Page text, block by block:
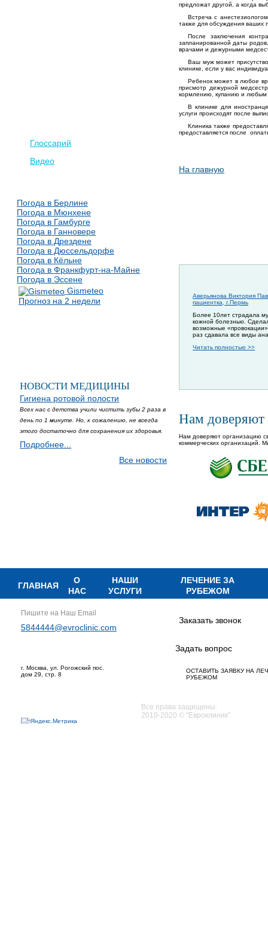
Глоссарий
Видео
Погода в Берлине
Погода в Мюнхене
Погода в Гамбурге
Погода в Ганновере
Погода в Дрездене
Погода в Дюссельдорфе
Погода в Кёльне
Погода в Франкфурт-на-Майне
Погода в Эссене
Gismeteo
Прогноз на 2 недели
НОВОСТИ МЕДИЦИНЫ
Гигиена ротовой полости
Всех нас с детства учили чистить зубы 2 раза в
день по 1 минуте. Но, к сожалению, не всегда
этого достаточно для сохранения их здоровья.
Подробнее...
Все новости
предложат другой, а когда
Встреча с
также для обсуждения ваших
После заключения
запланированной даты
врачами и дежурными
Ваш муж может
клинике, если у вас
Ребенок может в любое
присмотр дежурной
кормлению, купанию и любым
В клинике для
услуги происходят после
Клиника также
предоставляется после
На главную
Аверьянова Виктория
пациентка, г.Пермь
Более 10лет страдала
кожной болезнью.
возможные
раз сдавала все виды
Читать полностью >>
Нам доверяют
Нам доверяют организацию
коммерческих организаций.
ГЛАВНАЯ
О
НАС
НАШИ
УСЛУГИ
ЛЕЧЕНИЕ ЗА
РУБЕЖОМ
Пишите на Наш Email
5844444@evroclinic.com
Заказать звонок
Задать вопрос
ОСТАВИТЬ ЗАЯВКУ НА
РУБЕЖОМ
г. Москва, ул. Рогожский пос.
дом 29, стр. 8
Все права защищены.
2010-2020 © "Евроклиник"